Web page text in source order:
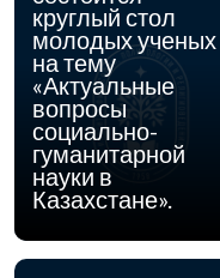
круглый стол
молодых ученых
на тему
«Актуальные
вопросы
социально-
гуманитарной
науки в
Казахстане».